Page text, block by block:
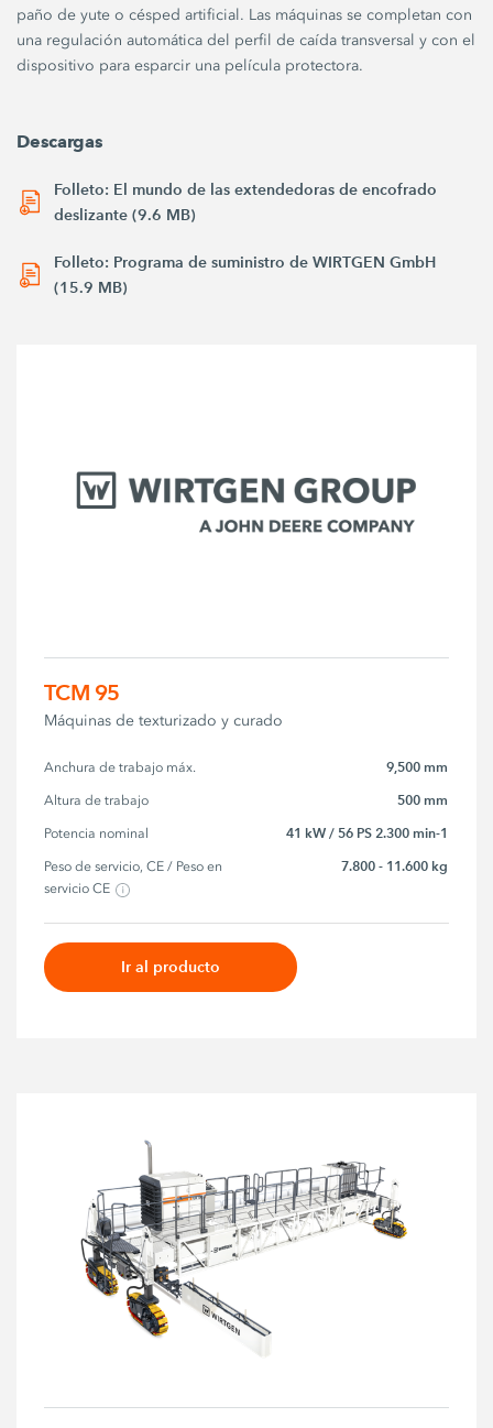
paño de yute o césped artificial. Las máquinas se completan con
una regulación automática del perfil de caída transversal y con el
dispositivo para esparcir una película protectora.
Descargas
Folleto: El mundo de las extendedoras de encofrado
deslizante (9.6 MB)
Folleto: Programa de suministro de WIRTGEN GmbH
(15.9 MB)
TCM 95
Máquinas de texturizado y curado
Anchura de trabajo máx. 9,500 mm
Altura de trabajo 500 mm
Potencia nominal 41 kW / 56 PS 2.300 min-1
Peso de servicio, CE / Peso en
servicio CE
7.800 - 11.600 kg
Ir al producto